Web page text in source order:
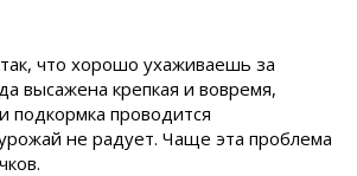
что хорошо ухаживаешь за
высажена крепкая и вовремя,
подкормка проводится
не радует. Чаще эта проблема